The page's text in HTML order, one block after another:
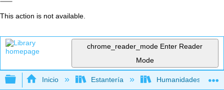
This action is not available.
chrome_reader_mode Enter Reader
Mode
Expandir/contraer jerarquía global
Inicio Estantería Humanidades